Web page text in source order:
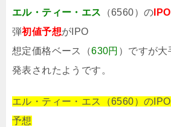
エル・ティー・エス （6560）の
弾初値予想がIPO
想定価格ベース（630円 ）ですが大
発表されたようです。
エル・ティー・エス（6560）の
予想